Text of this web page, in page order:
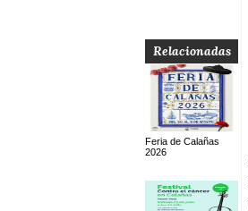
Relacionadas
Feria de Calañas
2026